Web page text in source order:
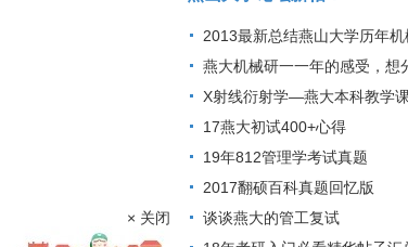
2013最新总结燕山大学历年
燕大机械研一一年的感受，想
X射线衍射学—燕大本科教学
17燕大初试400+心得
19年812管理学考试真题
2017翻硕百科真题回忆版
谈谈燕大的管工复试
× 关闭